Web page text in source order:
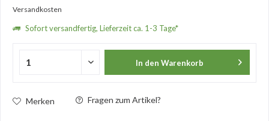
Versandkosten
Sofort versandfertig, Lieferzeit ca. 1-3 Tage*
In den Warenkorb
Merken Fragen zum Artikel?